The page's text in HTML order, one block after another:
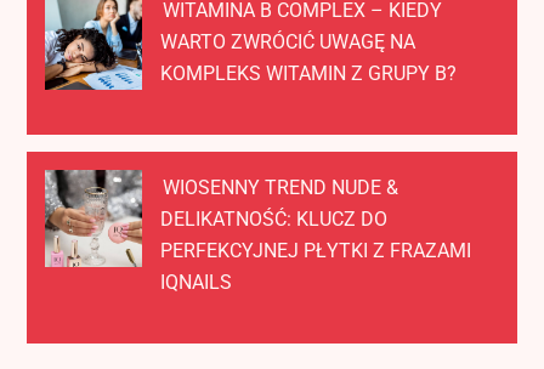
WITAMINA B COMPLEX – KIEDY
WARTO ZWRÓCIĆ UWAGĘ NA
KOMPLEKS WITAMIN Z GRUPY B?
WIOSENNY TREND NUDE &
DELIKATNOŚĆ: KLUCZ DO
PERFEKCYJNEJ PŁYTKI Z FRAZAMI
IQNAILS